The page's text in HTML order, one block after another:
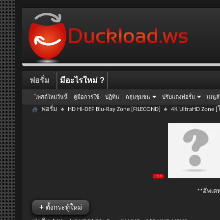
ฟอรั่ม
โพสต์ใหม่วันนี้ คู่มือการใช้ ปฏิทิน กลุ่มชุมชน ปรับแต่งฟอรั่ม เมนู
มีอะไรใหม่ ?
ฟอรั่ม HD Hi-DEF Blu-Ray Zone [FILECOND] 4K UltraHD Zone
**อัพเด
+ ตั้งกระทู้ใหม่